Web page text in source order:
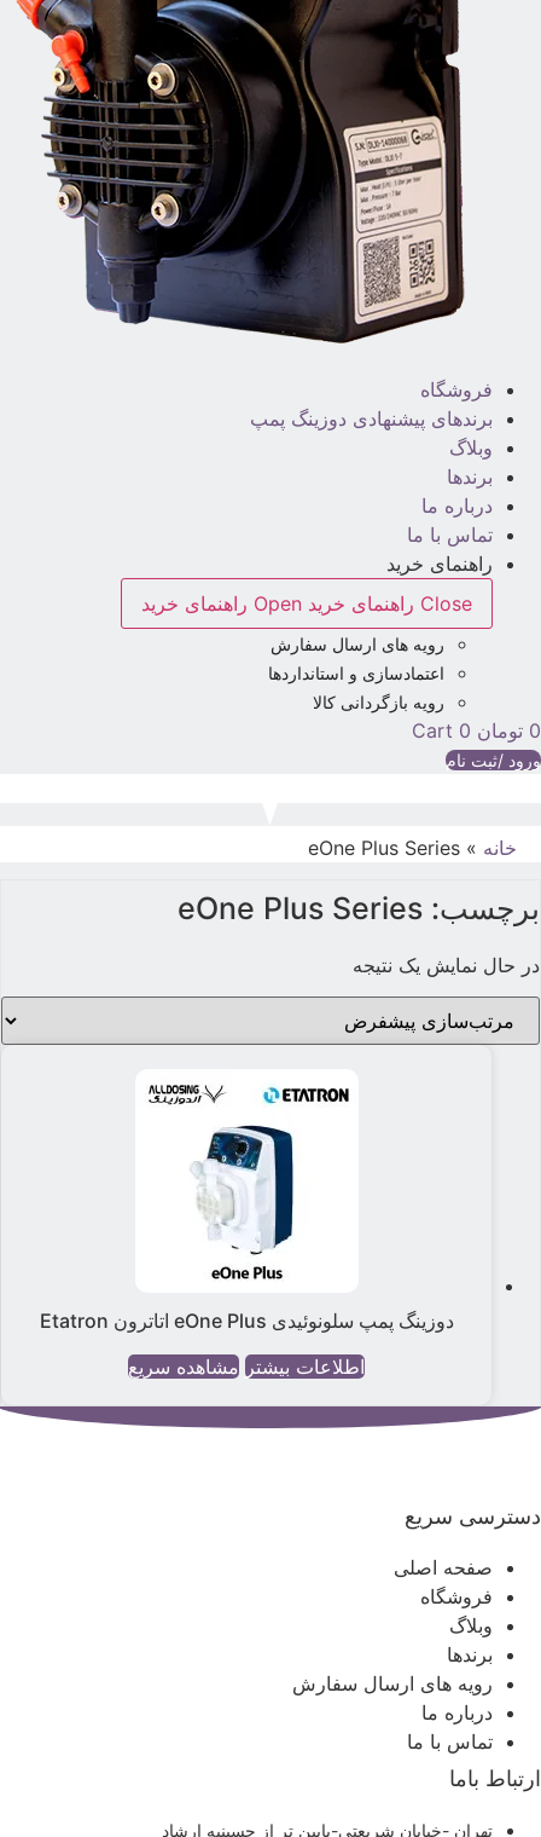
فروشگاه
برندهای پیشنهادی دوزینگ پمپ
وبلاگ
برندها
درباره ما
تماس با ما
راهنمای خرید
Close راهنمای خرید
Open راهنمای خرید
رویه های ارسال سفارش
اعتمادسازی و استانداردها
رویه بازگردانی کالا
0 تومان 0
Cart
ورود /ثبت نام
خانه »
eOne Plus Series
برچسب: eOne Plus Series
در حال نمایش یک نتیجه
دوزینگ پمپ سلونوئیدی eOne Plus اتاترون Etatron
اطلاعات بیشتر مشاهده سریع
دسترسی سریع
صفحه اصلی
فروشگاه
وبلاگ
برندها
رویه های ارسال سفارش
درباره ما
تماس با ما
ارتباط باما
تهران -خیابان شریعتی-پایین تر از حسینیه ارشاد